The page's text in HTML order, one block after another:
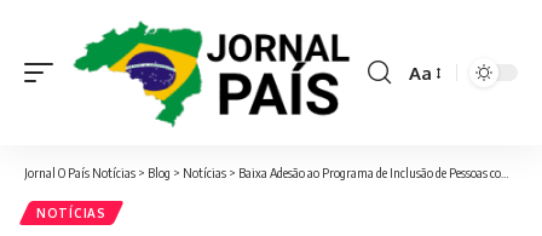
Font
Aa
Jornal O País Notícias > Blog > Notícias > Baixa Adesão ao Programa de Inclusão de Pessoas com Deficiência Complica Resultados do Governo
NOTÍCIAS